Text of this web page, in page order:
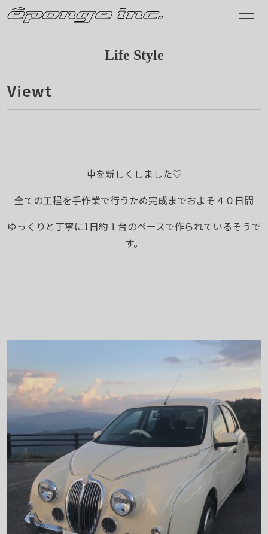
Life Style
Viewt
車を新しくしました♡
全ての工程を手作業で行うため完成までおよそ４０日間
ゆっくりと丁寧に1日約１台のペースで作られているそうで
す。